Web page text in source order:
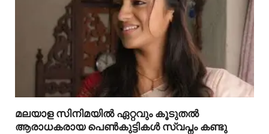
മലയാള സിനിമയിൽ ഏറ്റവും കൂടുതൽ
ആരാധകരായ പെൺകുട്ടികൾ സ്വപ്നം കണ്ടു